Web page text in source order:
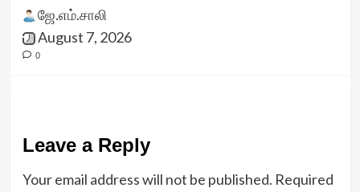
ஜே.எம்.சாலி
August 7, 2026
0
Leave a Reply
Your email address will not be published. Required